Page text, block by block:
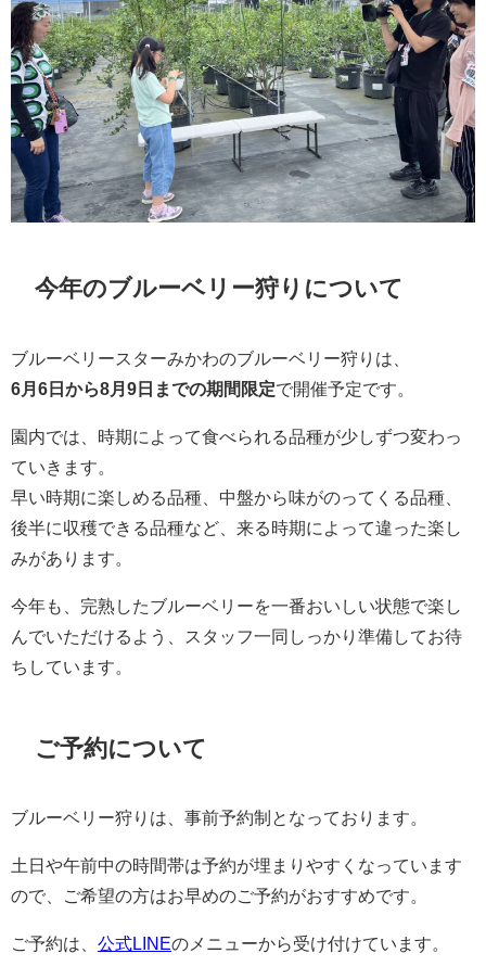
今年のブルーベリー狩りについて
ブルーベリースターみかわのブルーベリー狩りは、
6月6日から8月9日までの期間限定で開催予定です。
園内では、時期によって食べられる品種が少しずつ変わっ
ていきます。
早い時期に楽しめる品種、中盤から味がのってくる品種、
後半に収穫できる品種など、来る時期によって違った楽し
みがあります。
今年も、完熟したブルーベリーを一番おいしい状態で楽し
んでいただけるよう、スタッフ一同しっかり準備してお待
ちしています。
ご予約について
ブルーベリー狩りは、事前予約制となっております。
土日や午前中の時間帯は予約が埋まりやすくなっています
ので、ご希望の方はお早めのご予約がおすすめです。
ご予約は、 公式LINEのメニューから受け付けています。